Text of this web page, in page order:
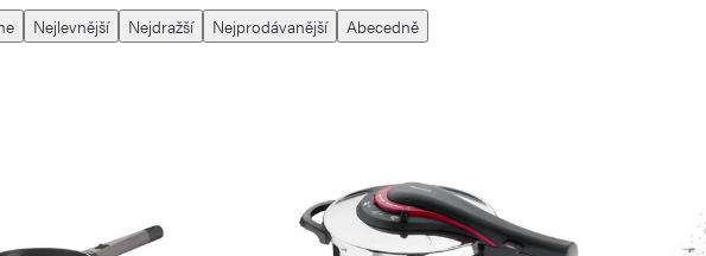
Nejlevnější Nejdražší Nejprodávanější Abecedně